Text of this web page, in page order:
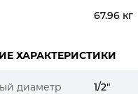
67.96 кг
ХАРАКТЕРИСТИКИ
диаметр 1/2"